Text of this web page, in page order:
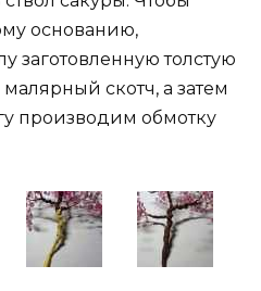
основанию,
заготовленную толстую
скотч, а затем
производим обмотку